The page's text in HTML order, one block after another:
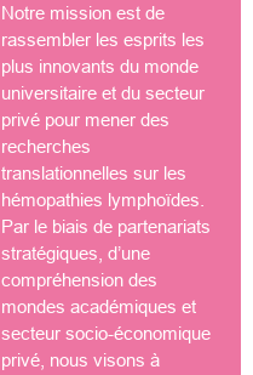
Notre mission est de
rassembler les esprits les
plus innovants du monde
universitaire et du secteur
privé pour mener des
recherches
translationnelles sur les
hémopathies lymphoïdes.
Par le biais de partenariats
stratégiques, d’une
compréhension des
mondes académiques et
secteur socio-économique
privé, nous visons à